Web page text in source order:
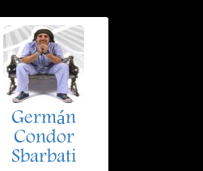
Germán
Condor
Sbarbati